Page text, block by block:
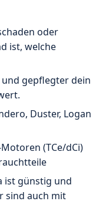
oder
ist, welche
und gepflegter dein
Duster, Logan
(TCe/dCi)
ist günstig und
sind auch mit